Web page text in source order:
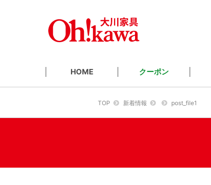
HOME クーポン
TOP 新着情報 post_file1